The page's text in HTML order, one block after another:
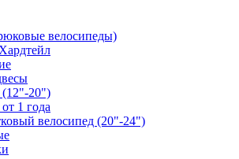
велосипеды)
(12"-20")
1 года
велосипед (20"-24")